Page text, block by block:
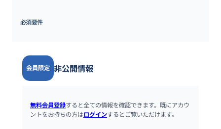
必須要件
会員限定 非公開情報
無料会員登録すると全ての情報を確認できます。既にアカウ
ントをお持ちの方はログインするとご覧いただけます。